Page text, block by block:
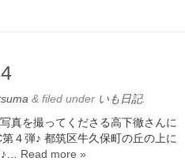
& filed under いも日記.
真を撮ってくださる高下徹さんに
４弾♪ 都筑区牛久保町の丘の上に
Read more »